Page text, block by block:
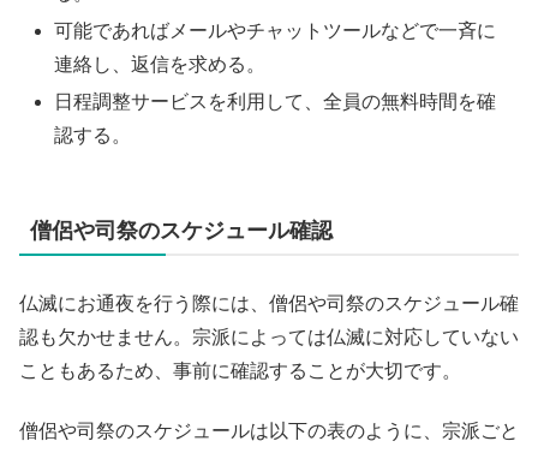
可能であればメールやチャットツールなどで一斉に
連絡し、返信を求める。
日程調整サービスを利用して、全員の無料時間を確
認する。
僧侶や司祭のスケジュール確認
仏滅にお通夜を行う際には、僧侶や司祭のスケジュール確
認も欠かせません。宗派によっては仏滅に対応していない
こともあるため、事前に確認することが大切です。
僧侶や司祭のスケジュールは以下の表のように、宗派ごと